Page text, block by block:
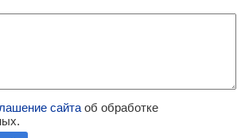
сайта об обработке